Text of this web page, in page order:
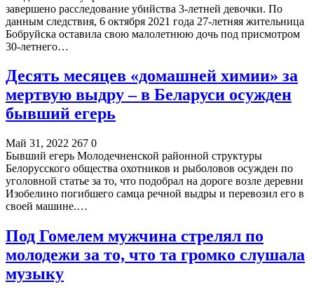
завершено расследование убийства 3-летней девочки. По
данным следствия, 6 октября 2021 года 27-летняя жительница
Бобруйска оставила свою малолетнюю дочь под присмотром
30-летнего…
Десять месяцев «домашней химии» за
мертвую выдру – в Беларуси осужден
бывший егерь
Май 31, 2022 267 0
Бывший егерь Молодечненской районной структуры
Белорусского общества охотников и рыболовов осужден по
уголовной статье за то, что подобрал на дороге возле деревни
Изобелино погибшего самца речной выдры и перевозил его в
своей машине.…
Под Гомелем мужчина стрелял по
молодежи за то, что та громко слушала
музыку